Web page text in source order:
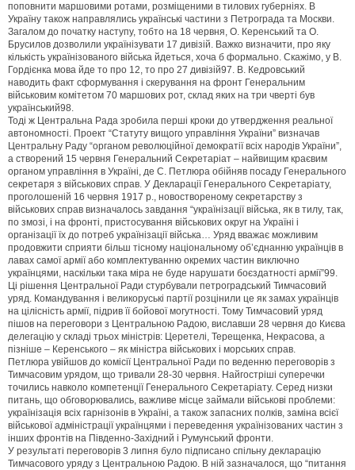
поповнити маршовими ротами, розміщеними в тилових губерніях. В
Україну також направлялись українські частини з Петрограда та Москви.
Загалом до початку наступу, тобто на 18 червня, О. Керенський та О.
Брусилов дозволили українізувати 17 дивізій. Важко визначити, про яку
кількість українізованого війська йдеться, хоча б формально. Скажімо, у В.
Гордієнка мова йде то про 12, то про 27 дивізій97. В. Кедровський
наводить факт сформування і скерування на фронт Генеральним
військовим комітетом 70 маршових рот, склад яких на три чверті був
український98.
Тоді ж Центральна Рада зробила перші кроки до утвердження реальної
автономності. Проект “Статуту вищого управління України” визначав
Центральну Раду “органом революційної демократії всіх народів України”,
а створений 15 червня Генеральний Секретаріат – найвищим краєвим
органом управління в Україні, де С. Петлюра обійняв посаду Генерального
секретаря з військових справ. У Декларації Генерального Секретаріату,
проголошеній 16 червня 1917 р., новоствореному секретарству з
військових справ визначалось завдання “українізації війська, як в тилу, так,
по змозі, і на фронті, пристосування військових округ на Україні і
організації їх до потреб українізації війська… Уряд вважає можливим
продовжити сприяти більш тісному національному об’єднанню українців в
лавах самої армії або комплектуванню окремих частин виключно
українцями, наскільки така міра не буде нарушати боєздатності армії”99.
Ці рішення Центральної Ради стурбували петроградський Тимчасовий
уряд. Командування і великоруські партії розцінили це як замах українців
на цілісність армії, підрив її бойової могутності. Тому Тимчасовий уряд
пішов на переговори з Центральною Радою, виславши 28 червня до Києва
делегацію у складі трьох міністрів: Церетелі, Терещенка, Некрасова, а
пізніше – Керенського – як міністра військових і морських справ.
Петлюра увійшов до комісії Центральної Ради по веденню переговорів з
Тимчасовим урядом, що тривали 28-30 червня. Найгостріші суперечки
точились навколо компетенції Генерального Секретаріату. Серед низки
питань, що обговорювались, важливе місце займали військові проблеми:
українізація всіх гарнізонів в Україні, а також запасних полків, заміна всієї
військової адміністрації українцями і переведення українізованих частин з
інших фронтів на Південно-Західний і Румунський фронти.
У результаті переговорів 3 липня було підписано спільну декларацію
Тимчасового уряду з Центральною Радою. В ній зазначалося, що “питання